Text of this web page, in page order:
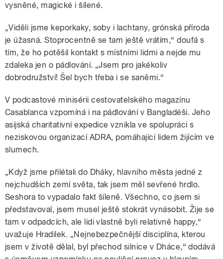
vysněné, magické i šílené.
„Viděli jsme keporkaky, soby i lachtany, grónská příroda
je úžasná. Stoprocentně se tam ještě vrátím,“ doufá s
tím, že ho potěšil kontakt s místními lidmi a nejde mu
zdaleka jen o pádlování. „Jsem pro jakékoliv
dobrodružství! Šel bych třeba i se saněmi.“
V podcastové minisérii cestovatelského magazínu
Casablanca vzpomíná i na pádlování v Bangladéši. Jeho
asijská charitativní expedice vznikla ve spolupráci s
neziskovou organizací ADRA, pomáhající lidem žijícím ve
slumech.
„Když jsme přilétali do Dháky, hlavního města jedné z
nejchudších zemí světa, tak jsem měl sevřené hrdlo.
Seshora to vypadalo fakt šíleně. Všechno, co jsem si
představoval, jsem musel ještě stokrát vynásobit. Žije se
tam v odpadcích, ale lidi vlastně byli relativně happy,“
uvažuje Hradilek. „Nejnebezpečnější disciplína, kterou
jsem v životě dělal, byl přechod silnice v Dháce,“ dodává